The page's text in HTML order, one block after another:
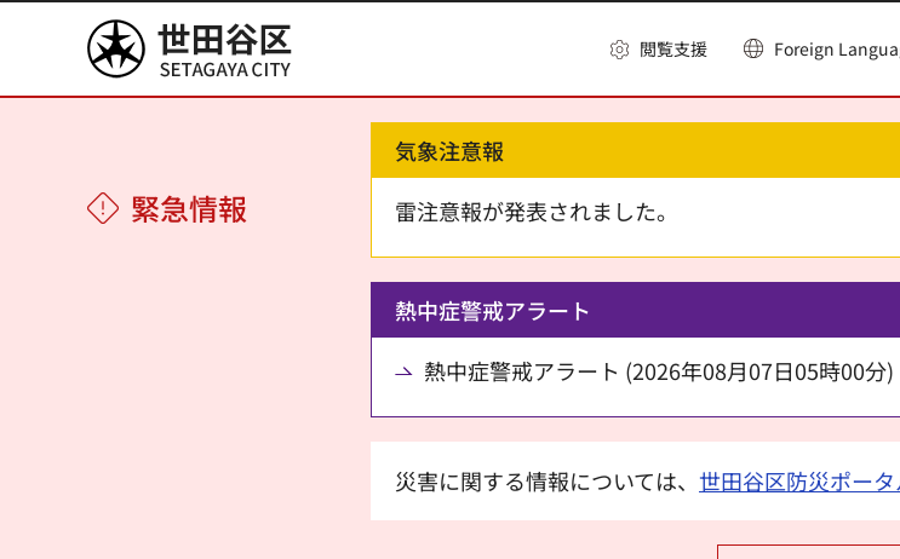
世田谷区 閲覧支援 Foreign
緊急情報
気象注意報
雷注意報が発表されました。
熱中症警戒アラート
熱中症警戒アラート (2026年08月07日05時00分)
災害に関する情報については、 世田谷区防災ポータ